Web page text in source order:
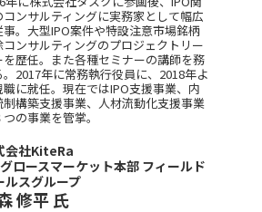
コンサルティングに実務家として幅広
事。大型IPO案件や特設注意市場銘柄
コンサルティングのプロジェクトリー
を歴任。また各種セミナーの講師を務
。2017年に常務執行役員に、2018年よ
職に就任。現在ではIPO支援事業、内
制構築支援事業、人材流動化支援事業
の事業を管掌。
会社KiteRa
ロースマーケット本部 フィールド
ルスグループ
修平 氏